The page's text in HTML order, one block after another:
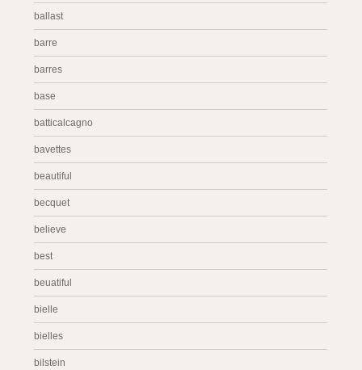
ballast
barre
barres
base
batticalcagno
bavettes
beautiful
becquet
believe
best
beuatiful
bielle
bielles
bilstein